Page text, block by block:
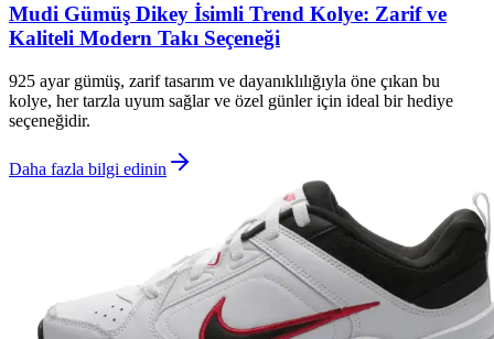
Mudi Gümüş Dikey İsimli Trend Kolye: Zarif ve
Kaliteli Modern Takı Seçeneği
925 ayar gümüş, zarif tasarım ve dayanıklılığıyla öne çıkan bu
kolye, her tarzla uyum sağlar ve özel günler için ideal bir hediye
seçeneğidir.
Daha fazla bilgi edinin